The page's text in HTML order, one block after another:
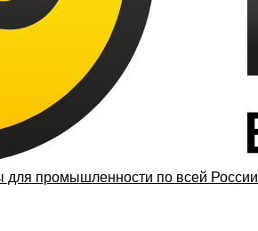
для промышленности по всей России